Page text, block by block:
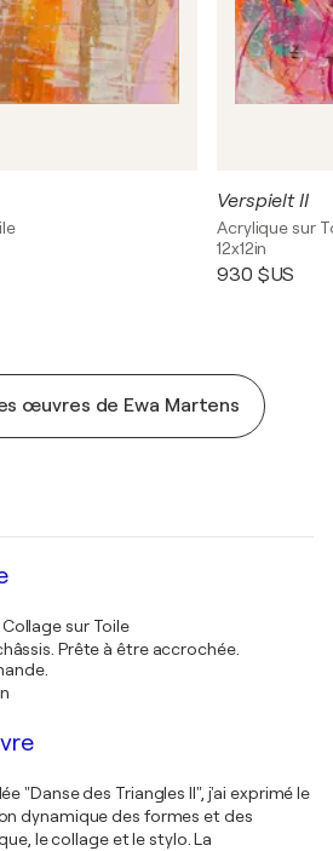
Verspielt II
Acrylique sur
12x12in
930 $US
œuvres de Ewa Martens
sur Toile
Prête à être accrochée.
"Danse des Triangles II", j'ai exprimé le
dynamique des formes et des
le collage et le stylo. La